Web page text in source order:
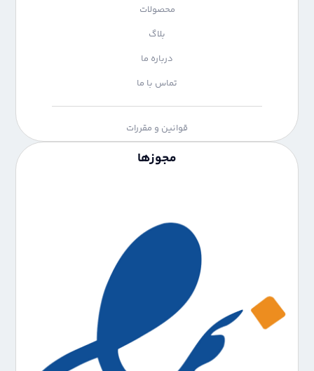
محصولات
درباره ما
تماس با ما
قوانین و مقررات
مجوزها